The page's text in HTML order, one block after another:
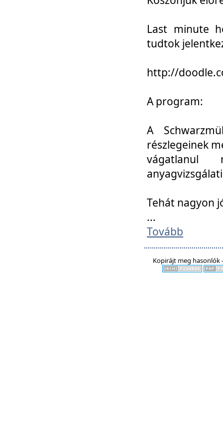
Last minute
tudtok
http://
A program:
A
részlegeinek
vágatlanul
Tehát nagyon
...
Tovább
Kopirájt meg hasonlók